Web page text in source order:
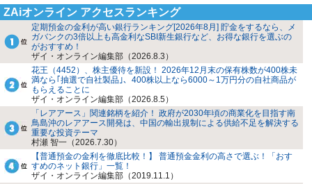
ZAiオンライン アクセスランキング
定期預金の金利が高い銀行ランキング[2026年8月] 貯金をするなら、メ
ガバンクの3倍以上も高金利なSBI新生銀行など、お得な銀行を選ぶの
がおすすめ！
ザイ・オンライン編集部（2026.8.3）
花王（4452）、株主優待を新設！ 2026年12月末の保有株数が400株未
満なら｢抽選で自社製品｣、400株以上なら6000～1万円分の自社商品が
もらえることに
ザイ・オンライン編集部（2026.8.5）
「レアアース」関連銘柄を紹介！ 政府が2030年頃の商業化を目指す南
鳥島沖のレアアース開発は、中国の輸出規制による供給不足を解決する
重要な投資テーマ
村瀬 智一（2026.7.30）
【普通預金の金利を徹底比較！】 普通預金金利の高さで選ぶ！「おす
すめのネット銀行」一覧！
ザイ・オンライン編集部（2019.11.1）